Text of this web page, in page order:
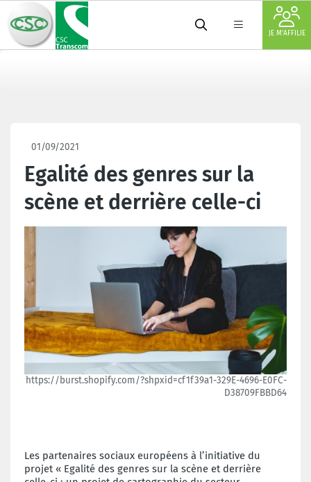
JE M'AFFILIE
01/09/2021
Egalité des genres sur la
scène et derrière celle-ci
https://burst.shopify.com/?shpxid=cf1f39a1-329E-4696-E0FC-
D38709FBBD64
Les partenaires sociaux européens à l’initiative du
projet « Egalité des genres sur la scène et derrière